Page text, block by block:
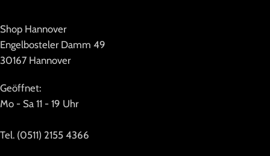
Shop Hannover
Engelbosteler Damm 49
30167 Hannover
Geöffnet:
Mo - Sa 11 - 19 Uhr
Tel. (0511) 2155 4366